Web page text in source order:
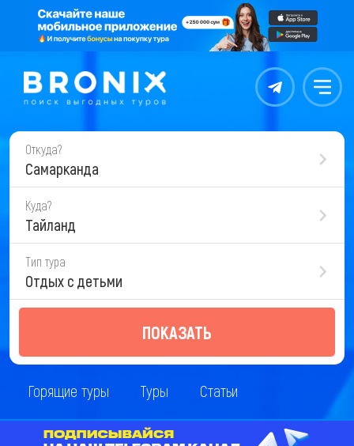
Контакты Меню
Откуда?
Самарканда
Куда?
Тайланд
Тип тура
Отдых с детьми
ПОКАЗАТЬ
Горящие туры Туры Статьи